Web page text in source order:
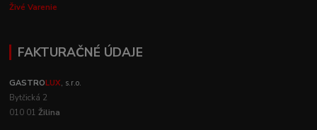
Živé Varenie
FAKTURAČNÉ ÚDAJE
GASTROLUX, s.r.o.
Bytčická 2
010 01Žilina